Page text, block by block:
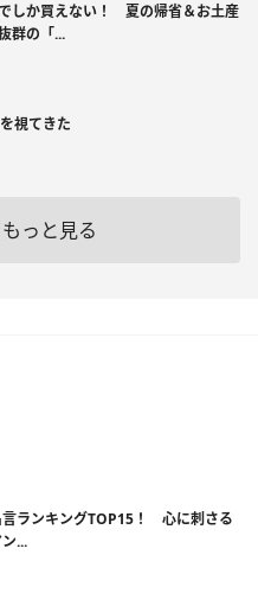
しか買えない！ 夏の帰省＆お土産
群の「...
視てきた
っと見る
言ランキングTOP15！ 心に刺さる
...